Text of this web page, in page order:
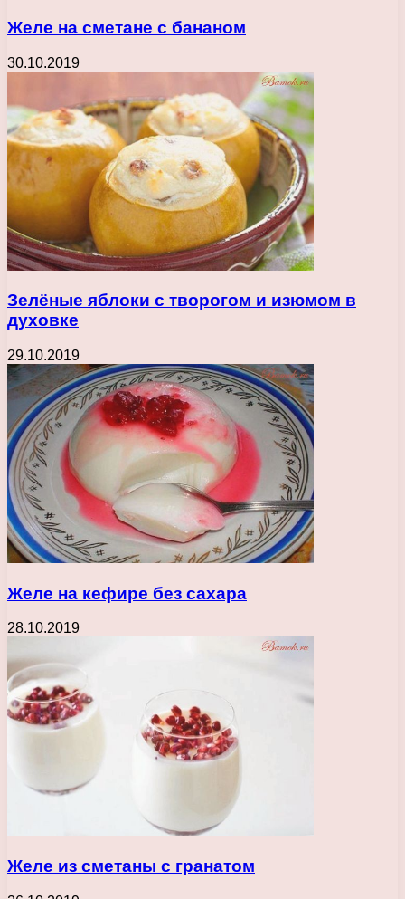
Желе на сметане с бананом
30.10.2019
Зелёные яблоки с творогом и изюмом в
духовке
29.10.2019
Желе на кефире без сахара
28.10.2019
Желе из сметаны с гранатом